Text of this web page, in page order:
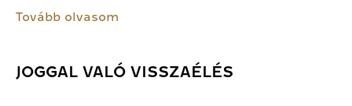
Tovább olvasom
JOGGAL VALÓ VISSZAÉLÉS